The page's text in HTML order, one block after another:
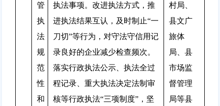
管
执
法
规
范
性
和
执法事项。改进执法方式，推
进执法结果互认，及时制止“一
刀切”等行为，对守法守信用记
录良好的企业减少检查频次。
落实行政执法公示、执法全过
程记录、重大执法决定法制审
核等行政执法“三项制度”，坚
村局、
县文广
旅体
局、县
市场监
督管理
局等县